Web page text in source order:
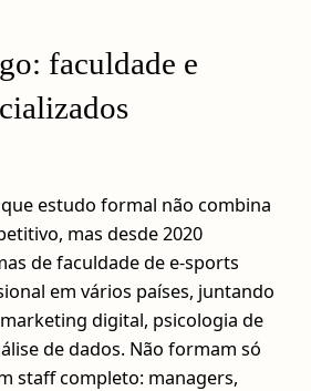
faculdade e
estudo formal não combina
mas desde 2020
de faculdade de e-sports
em vários países, juntando
digital, psicologia de
de dados. Não formam só
staff completo: managers,